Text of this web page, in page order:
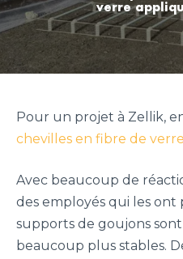
verre
Pour un projet à Zellik,
chevilles en fibre de verre
Avec beaucoup de
des employés qui les ont
supports de goujons
beaucoup plus stables.